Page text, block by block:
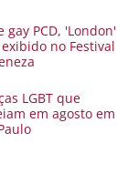
gay PCD, 'London'
no Festival
LGBT que
em agosto em